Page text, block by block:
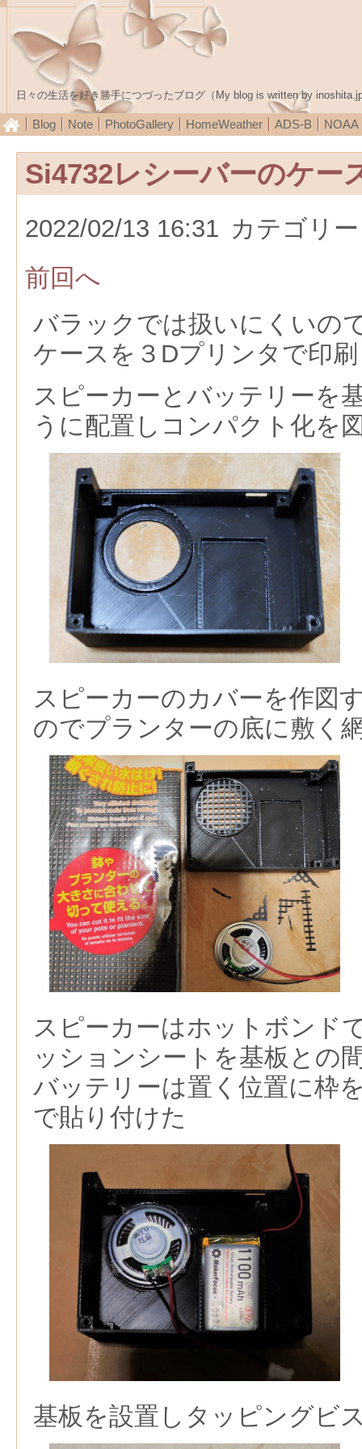
日々の生活を好き勝手につづったブログ（My blog is written by
Blog Note PhotoGallery HomeWeather ADS-B NOAA
Si4732レシーバーのケー
2022/02/13 16:31 カテゴリ
前回へ
バラックでは扱いにくいの
ケースを３Dプリンタで印刷
スピーカーとバッテリーを
うに配置しコンパクト化を
スピーカーのカバーを作図
のでプランターの底に敷く
スピーカーはホットボンド
ッションシートを基板との
バッテリーは置く位置に枠
で貼り付けた
基板を設置しタッピングビ